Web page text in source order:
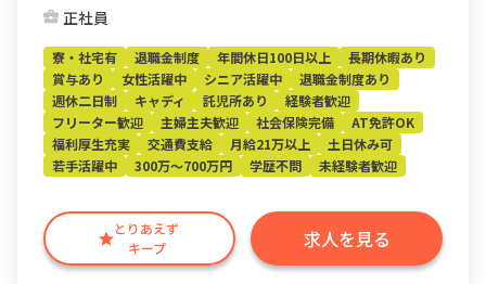
正社員
とりあえず
キープ
求人を見る
寮・社宅有 退職金制度 年間休日100日以上
長期休暇あり
賞与あり
女性活躍中 シニア活躍中
退職金制度あり
週休二日制
キャディ 託児所あり
経験者歓迎
フリーター歓迎
主婦主夫歓迎 社会保険完備
AT免許OK
福利厚生充実
交通費支給 月給21万以上
土日休み可
若手活躍中
300万～700万円 学歴不問 未経験者歓迎